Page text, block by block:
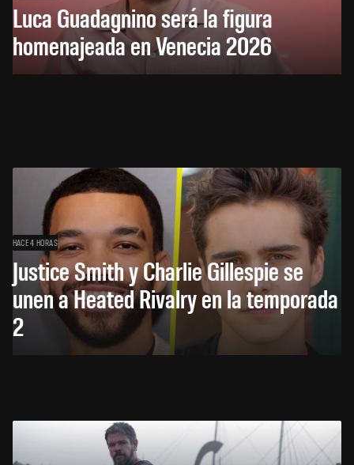
Luca Guadagnino será la figura
homenajeada en Venecia 2026
HACE 4 HORAS
Justice Smith y Charlie Gillespie se
unen a Heated Rivalry en la temporada
2